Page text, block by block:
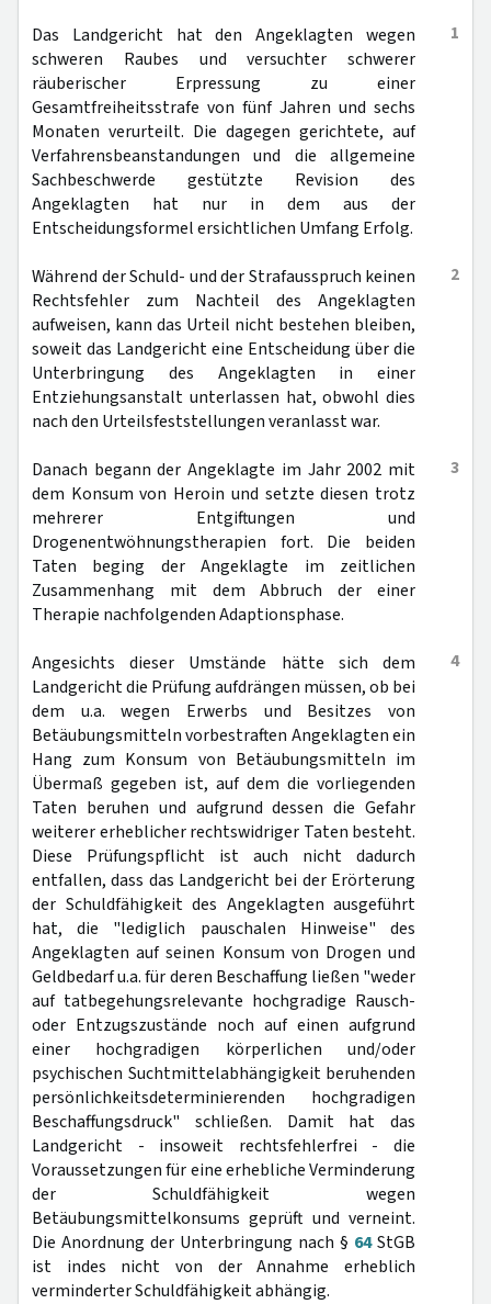
1
Das Landgericht hat den Angeklagten wegen
schweren Raubes und versuchter schwerer
räuberischer Erpressung zu einer
Gesamtfreiheitsstrafe von fünf Jahren und sechs
Monaten verurteilt. Die dagegen gerichtete, auf
Verfahrensbeanstandungen und die allgemeine
Sachbeschwerde gestützte Revision des
Angeklagten hat nur in dem aus der
Entscheidungsformel ersichtlichen Umfang Erfolg.
2
Während der Schuld- und der Strafausspruch keinen
Rechtsfehler zum Nachteil des Angeklagten
aufweisen, kann das Urteil nicht bestehen bleiben,
soweit das Landgericht eine Entscheidung über die
Unterbringung des Angeklagten in einer
Entziehungsanstalt unterlassen hat, obwohl dies
nach den Urteilsfeststellungen veranlasst war.
3
Danach begann der Angeklagte im Jahr 2002 mit
dem Konsum von Heroin und setzte diesen trotz
mehrerer Entgiftungen und
Drogenentwöhnungstherapien fort. Die beiden
Taten beging der Angeklagte im zeitlichen
Zusammenhang mit dem Abbruch der einer
Therapie nachfolgenden Adaptionsphase.
4
Angesichts dieser Umstände hätte sich dem
Landgericht die Prüfung aufdrängen müssen, ob bei
dem u.a. wegen Erwerbs und Besitzes von
Betäubungsmitteln vorbestraften Angeklagten ein
Hang zum Konsum von Betäubungsmitteln im
Übermaß gegeben ist, auf dem die vorliegenden
Taten beruhen und aufgrund dessen die Gefahr
weiterer erheblicher rechtswidriger Taten besteht.
Diese Prüfungspflicht ist auch nicht dadurch
entfallen, dass das Landgericht bei der Erörterung
der Schuldfähigkeit des Angeklagten ausgeführt
hat, die "lediglich pauschalen Hinweise" des
Angeklagten auf seinen Konsum von Drogen und
Geldbedarf u.a. für deren Beschaffung ließen "weder
auf tatbegehungsrelevante hochgradige Rausch-
oder Entzugszustände noch auf einen aufgrund
einer hochgradigen körperlichen und/oder
psychischen Suchtmittelabhängigkeit beruhenden
persönlichkeitsdeterminierenden hochgradigen
Beschaffungsdruck" schließen. Damit hat das
Landgericht - insoweit rechtsfehlerfrei - die
Voraussetzungen für eine erhebliche Verminderung
der Schuldfähigkeit wegen
Betäubungsmittelkonsums geprüft und verneint.
Die Anordnung der Unterbringung nach § 64StGB
ist indes nicht von der Annahme erheblich
verminderter Schuldfähigkeit abhängig.